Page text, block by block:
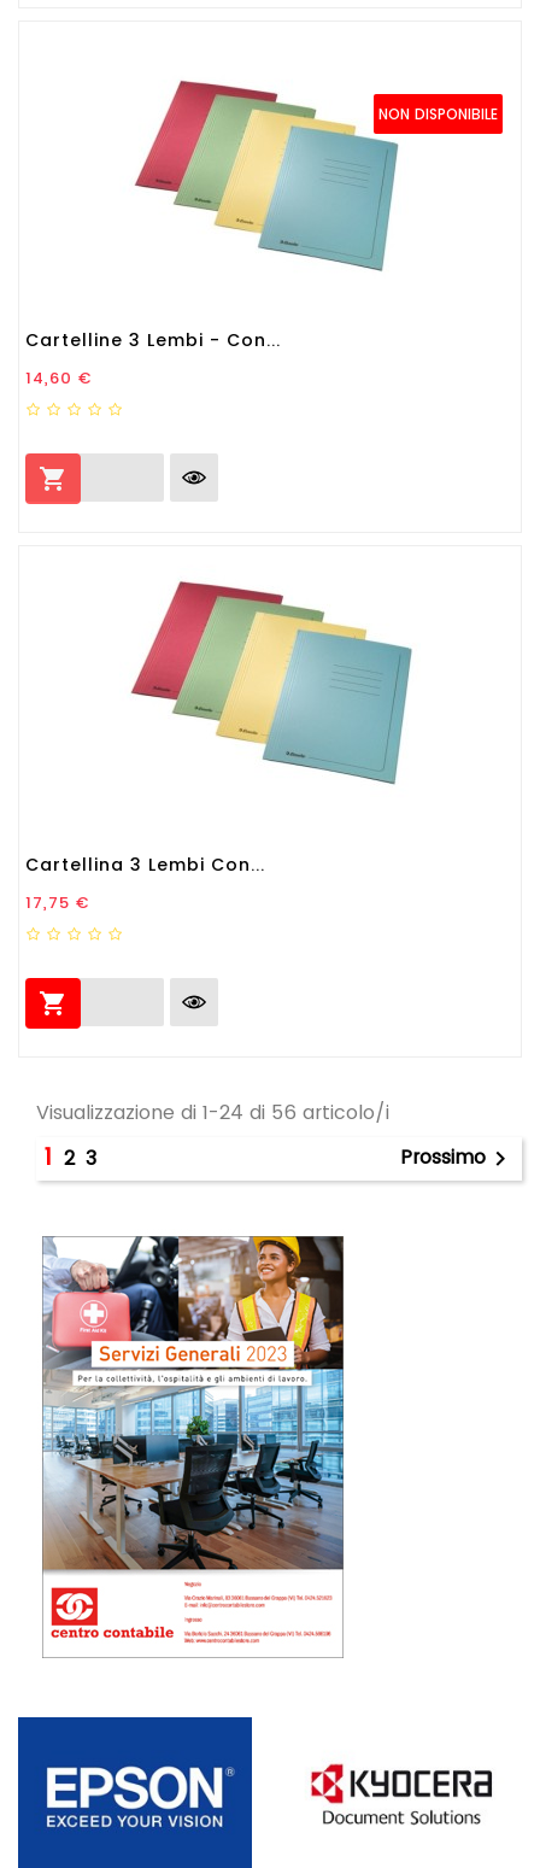
NON DISPONIBILE
Cartelline 3 Lembi - Con...
Prezzo
14,60 €

Cartellina 3 Lembi Con...
Prezzo
17,75 €

Visualizzazione di 1-24 di 56 articolo/i
1 2 3 Prossimo 